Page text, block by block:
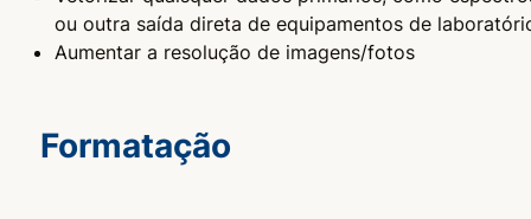
ou outra saída direta de equipamentos de
Aumentar a resolução de imagens/fotos
Formatação